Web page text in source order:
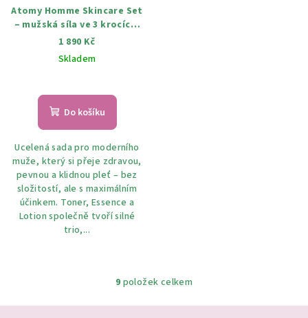
Atomy Homme Skincare Set
– mužská síla ve 3 krocích,
sada peče o plet' 140 ml. 45
ml, 140 ml
1 890 Kč
Skladem
Do košíku
Ucelená sada pro moderního
muže, který si přeje zdravou,
pevnou a klidnou pleť – bez
složitostí, ale s maximálním
účinkem. Toner, Essence a
Lotion společně tvoří silné
trio,...
O
v
9 položek celkem